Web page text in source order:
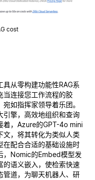
cost
从零构建功能性RAG系
当连接您工作流程的胶
如指挥家领导着乐团。
引擎，高效地组织和查询
着，Azure的GPT-4o mini
，将其转化为类似人类
在配合合适的基础设施时
，Nomic的Embed模型发
的语义嵌入，使检索快速
管道，为聊天机器人、研